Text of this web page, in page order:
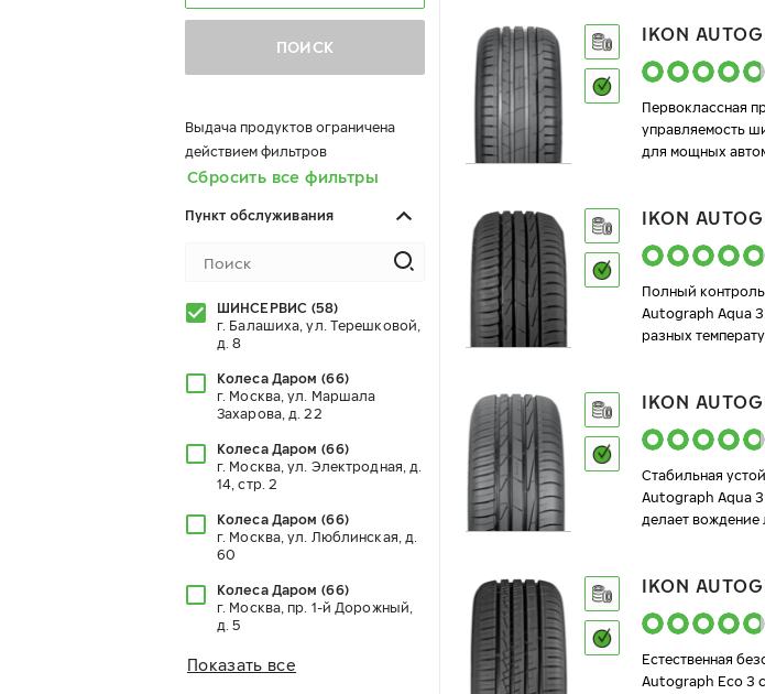
ПОИСК
Выдача продуктов ограничена
действием фильтров
Сбросить все фильтры
Пункт обслуживания
ШИНСЕРВИС (58)
г. Балашиха, ул. Терешковой,
д. 8
Колеса Даром (66)
г. Москва, ул. Маршала
Захарова, д. 22
Колеса Даром (66)
г. Москва, ул. Электродная, д.
14, стр. 2
Колеса Даром (66)
г. Москва, ул. Люблинская, д.
60
Колеса Даром (66)
г. Москва, пр. 1-й Дорожный,
д. 5
Показать все
IKON
Первоклассная
управляемость
для мощных
IKON
Полный
Autograph Aqua
разных
IKON
Стабильная
Autograph Aqua
делает вождение
IKON
Естественная
Autograph Eco 3